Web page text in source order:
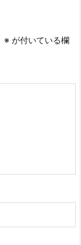
※ が付いている欄